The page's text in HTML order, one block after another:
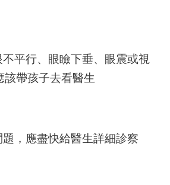
平行、眼瞼下垂、眼震或視
帶孩子去看醫生
，應盡快給醫生詳細診察